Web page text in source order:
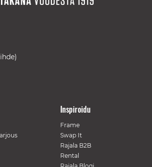
Inspiroidu
Frame
Swap It
Rajala B2B
Rental